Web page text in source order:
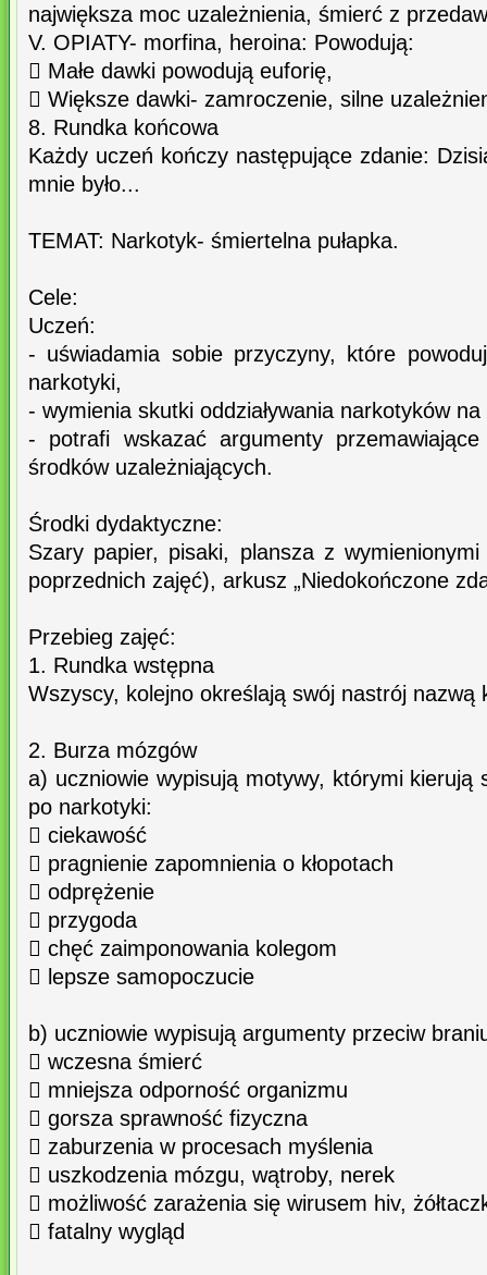
największa moc uzależnienia, śmierć z
V. OPIATY- morfina, heroina: Powodują:
 Małe dawki powodują euforię,
 Większe dawki- zamroczenie, silne
8. Rundka końcowa
Każdy uczeń kończy następujące zdanie:
mnie było...
TEMAT: Narkotyk- śmiertelna pułapka.
Cele:
Uczeń:
- uświadamia sobie przyczyny, które
narkotyki,
- wymienia skutki oddziaływania narkotyków na
- potrafi wskazać argumenty
środków uzależniających.
Środki dydaktyczne:
Szary papier, pisaki, plansza z
poprzednich zajęć), arkusz „Niedokończone
Przebieg zajęć:
1. Rundka wstępna
Wszyscy, kolejno określają swój nastrój nazwą
2. Burza mózgów
a) uczniowie wypisują motywy, którymi kierują
po narkotyki:
 ciekawość
 pragnienie zapomnienia o kłopotach
 odprężenie
 przygoda
 chęć zaimponowania kolegom
 lepsze samopoczucie
b) uczniowie wypisują argumenty przeciw
 wczesna śmierć
 mniejsza odporność organizmu
 gorsza sprawność fizyczna
 zaburzenia w procesach myślenia
 uszkodzenia mózgu, wątroby, nerek
 możliwość zarażenia się wirusem hiv,
 fatalny wygląd